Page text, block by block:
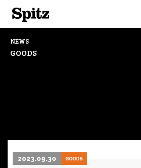
NEWS
GOODS
2023.09.30 GOODS